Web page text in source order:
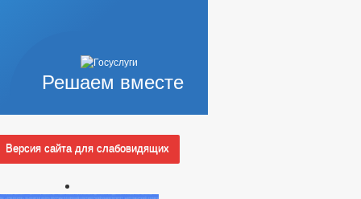
Решаем вместе
Версия сайта для слабовидящих